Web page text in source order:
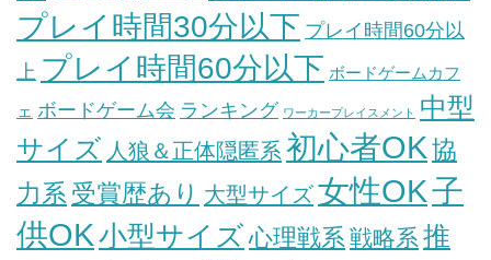
プレイ時間30分以下 プレイ時間60分以
上 プレイ時間60分以下 ボードゲームカフ
ェ ボードゲーム会 ランキング ワーカープレイスメント 中型
サイズ 人狼＆正体隠匿系 初心者OK協
力系受賞歴あり 大型サイズ女性OK子
供OK小型サイズ 心理戦系戦略系推